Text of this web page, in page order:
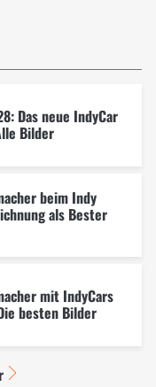
Das neue IndyCar
Bilder
beim Indy
als Bester
mit IndyCars
besten Bilder